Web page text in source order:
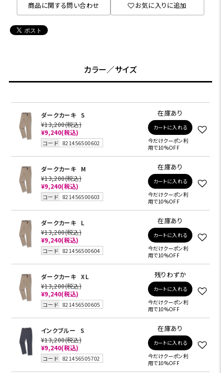
商品に関する問い合わせ お気に入りに追加
カラー／サイズ
ダークカーキ
S
¥13,200(税込)
¥9,240(税込)
コード 821456500602
在庫あり
カートに入れる
今だけクーポン利
用で10%OFF
ダークカーキ
M
¥13,200(税込)
¥9,240(税込)
コード 821456500603
在庫あり
カートに入れる
今だけクーポン利
用で10%OFF
ダークカーキ
L
¥13,200(税込)
¥9,240(税込)
コード 821456500604
在庫あり
カートに入れる
今だけクーポン利
用で10%OFF
ダークカーキ
XL
¥13,200(税込)
¥9,240(税込)
コード 821456500605
残りわずか
カートに入れる
今だけクーポン利
用で10%OFF
インクブルー
S
¥13,200(税込)
¥9,240(税込)
コード 821456505702
在庫あり
カートに入れる
今だけクーポン利
用で10%OFF